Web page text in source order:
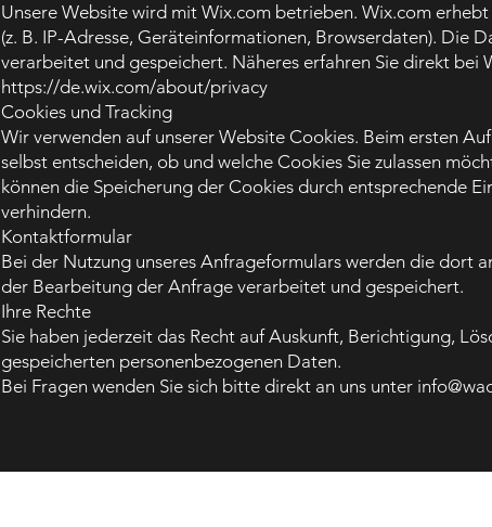
Unsere Website wird mit Wix.com betrieben. Wix.com
(z. B. IP-Adresse, Geräteinformationen, Browserdaten). Die
verarbeitet und gespeichert. Näheres erfahren Sie direkt bei
https://de.wix.com/about/privacy
Cookies und Tracking
Wir verwenden auf unserer Website Cookies. Beim ersten
selbst entscheiden, ob und welche Cookies Sie zulassen
können die Speicherung der Cookies durch entsprechende
verhindern.
Kontaktformular
Bei der Nutzung unseres Anfrageformulars werden die dort
der Bearbeitung der Anfrage verarbeitet und gespeichert.
Ihre Rechte
Sie haben jederzeit das Recht auf Auskunft, Berichtigung,
gespeicherten personenbezogenen Daten.
Bei Fragen wenden Sie sich bitte direkt an uns unter